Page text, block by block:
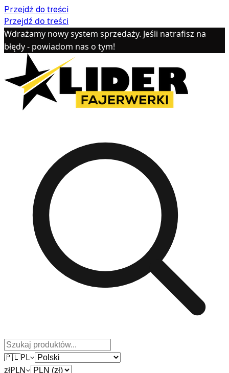
Przejdź do treści
Przejdź do treści
Wdrażamy nowy system sprzedaży. Jeśli natrafisz na
błędy - powiadom nas o tym!
🇵🇱PL
złPLN